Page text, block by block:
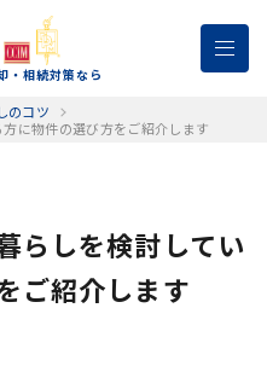
・相続対策なら
のコツ
に物件の選び方をご紹介します
らしを検討してい
ご紹介します